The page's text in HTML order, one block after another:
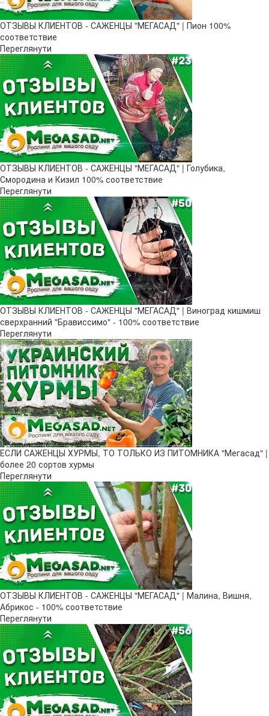
ОТЗЫВЫ КЛИЕНТОВ - САЖЕНЦЫ "МЕГАСАД" | Пион 100%
соответствие
Переглянути
ОТЗЫВЫ КЛИЕНТОВ - САЖЕНЦЫ "МЕГАСАД" | Голубика,
Смородина и Кизил 100% соответствие
Переглянути
ОТЗЫВЫ КЛИЕНТОВ - САЖЕНЦЫ "МЕГАСАД" | Виноград кишмиш
сверхранний "Брависсимо" - 100% соответствие
Переглянути
ЕСЛИ САЖЕНЦЫ ХУРМЫ, ТО ТОЛЬКО ИЗ ПИТОМНИКА "Мегасад" |
более 20 сортов хурмы
Переглянути
ОТЗЫВЫ КЛИЕНТОВ - САЖЕНЦЫ "МЕГАСАД" | Малина, Вишня,
Абрикос - 100% соответствие
Переглянути